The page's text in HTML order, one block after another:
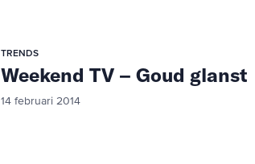
TRENDS
Weekend TV – Goud glanst
14 februari 2014